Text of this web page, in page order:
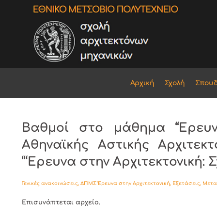
Αρχική Σχολή
Βαθμοί στο μάθημα
Αθηναϊκής Αστικής
“‘Ερευνα στην
Γενικές ανακοινώσεις, ΔΠΜΣ Έρευνα στην Αρχιτεκτονική, Εξετάσεις,
Επισυνάπτεται αρχείο.